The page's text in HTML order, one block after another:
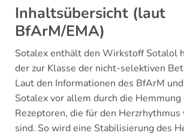
Inhaltsübersicht (laut
BfArM/EMA)
Sotalex enthält den Wirkstoff Sotalol
der zur Klasse der nicht-selektiven
Laut den Informationen des BfArM
Sotalex vor allem durch die
Rezeptoren, die für den
sind. So wird eine Stabilisierung des